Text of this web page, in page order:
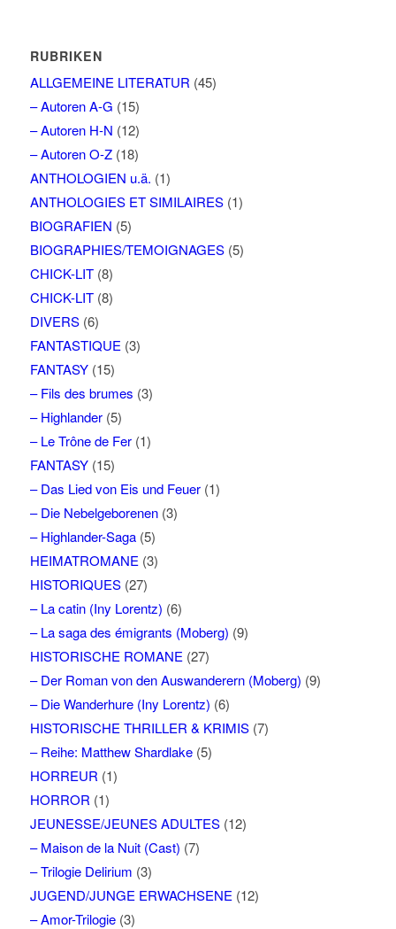
RUBRIKEN
ALLGEMEINE LITERATUR (45)
– Autoren A-G (15)
– Autoren H-N (12)
– Autoren O-Z(18)
ANTHOLOGIEN u.ä. (1)
ANTHOLOGIES ET SIMILAIRES(1)
BIOGRAFIEN (5)
BIOGRAPHIES/TEMOIGNAGES(5)
CHICK-LIT(8)
CHICK-LIT(8)
DIVERS(6)
FANTASTIQUE (3)
FANTASY(15)
– Fils des brumes (3)
– Highlander(5)
– Le Trône de Fer(1)
FANTASY(15)
– Das Lied von Eis und Feuer(1)
– Die Nebelgeborenen(3)
– Highlander-Saga(5)
HEIMATROMANE (3)
HISTORIQUES(27)
– La catin (Iny Lorentz) (6)
– La saga des émigrants (Moberg) (9)
HISTORISCHE ROMANE (27)
– Der Roman von den Auswanderern (Moberg) (9)
– Die Wanderhure (Iny Lorentz) (6)
HISTORISCHE THRILLER & KRIMIS(7)
– Reihe: Matthew Shardlake(5)
HORREUR (1)
HORROR (1)
JEUNESSE/JEUNES ADULTES(12)
– Maison de la Nuit (Cast) (7)
– Trilogie Delirium (3)
JUGEND/JUNGE ERWACHSENE (12)
– Amor-Trilogie(3)